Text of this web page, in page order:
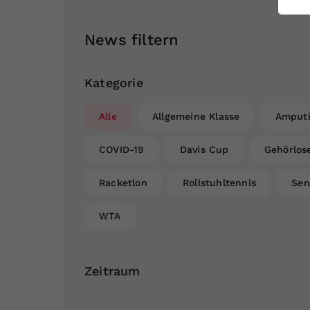
News filtern
Kategorie
Alle Allgemeine Klasse
COVID-19 Davis Cup
Racketlon Rollstuhltennis
WTA
Zeitraum